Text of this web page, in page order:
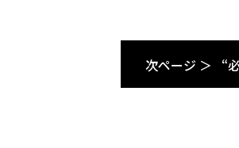
次ページ ＞ “